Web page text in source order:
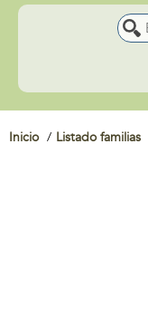
Inicio Listado familias